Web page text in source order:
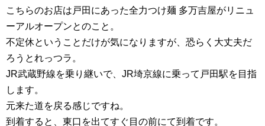
こちらのお店は戸田にあった全力つけ麺 多万吉屋がリニュ
ーアルオープンとのこと。
不定休ということだけが気になりますが、恐らく大丈夫だ
ろうとれっつラ。
JR武蔵野線を乗り継いで、JR埼京線に乗って戸田駅を目指
します。
元来た道を戻る感じですね。
到着すると、東口を出てすぐ目の前にて到着です。